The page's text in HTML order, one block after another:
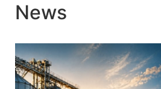
News